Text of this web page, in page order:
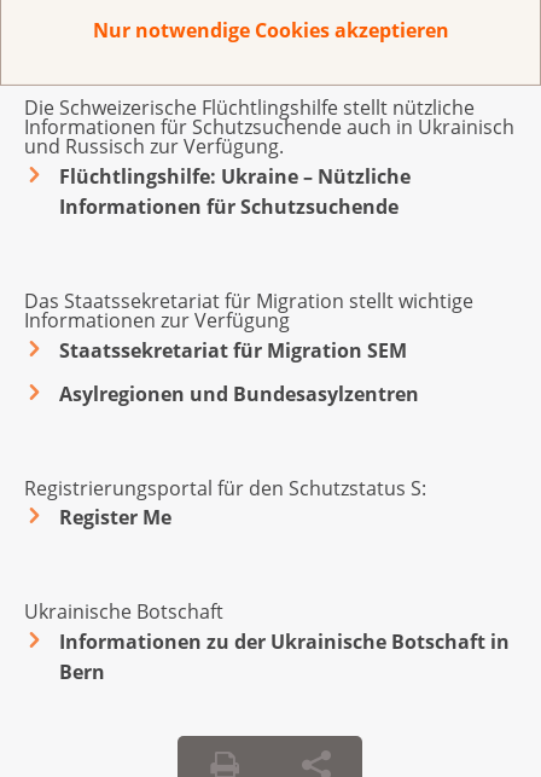
Nur notwendige Cookies akzeptieren
Klären Sie das vorher mit Ihrem Kanton ab.
Möchten Sie sich vor Ort beraten lassen? Die
Beratungen auf Englisch, Deutsch,
Französisch oder Italienisch an.
Krebsliga Bern
Krebsliga Freiburg
Ligue genevoise contre le cancer
Krebsliga Graubünden
Krebsliga Ostschweiz
Krebsliga Schaffhausen
Krebsliga Solothurn
Lega cancro Ticino
Ligue vaudoise contre le cancer
Krebsliga Zürich
Krebshilfe Liechtenstein
Weitere Informationen
Die Schweizerische Flüchtlingshilfe stellt nützliche
Informationen für Schutzsuchende auch in Ukrainisch
und Russisch zur Verfügung.
Flüchtlingshilfe: Ukraine – Nützliche
Informationen für Schutzsuchende
Das Staatssekretariat für Migration stellt wichtige
Informationen zur Verfügung
Staatssekretariat für Migration SEM
Asylregionen und Bundesasylzentren
Registrierungsportal für den Schutzstatus S:
Register Me
Ukrainische Botschaft
Informationen zu der Ukrainische Botschaft in
Bern